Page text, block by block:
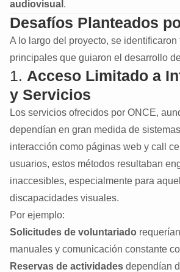
audiovisual .
Desafíos Planteados
A lo largo del proyecto, se identificaron
principales que guiaron el desarrollo
1. Acceso Limitado a
y Servicios
Los servicios ofrecidos por ONCE,
dependían en gran medida de
interacción como páginas web y call
usuarios, estos métodos resultaban
inaccesibles, especialmente para
discapacidades visuales.
Por ejemplo:
Solicitudes de voluntariado
manuales y comunicación constante
Reservas de actividades dependían